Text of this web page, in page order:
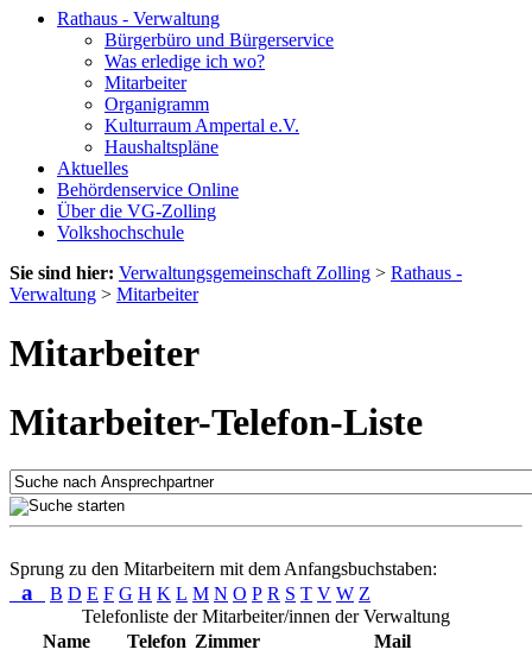
Rathaus - Verwaltung
Bürgerbüro und Bürgerservice
Was erledige ich wo?
Mitarbeiter
Organigramm
Kulturraum Ampertal e.V.
Haushaltspläne
Aktuelles
Behördenservice Online
Über die VG-Zolling
Volkshochschule
Sie sind hier: Verwaltungsgemeinschaft Zolling > Rathaus -
Verwaltung > Mitarbeiter
Mitarbeiter
Mitarbeiter-Telefon-Liste
Sprung zu den Mitarbeitern mit dem Anfangsbuchstaben:
a B D E F G H K L M N O P R S T V W Z
Telefonliste der Mitarbeiter/innen der Verwaltung
Name
Telefon Zimmer
Mail